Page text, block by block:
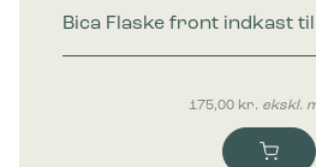
Bica Flaske front indkast
175,00 kr. ekskl.